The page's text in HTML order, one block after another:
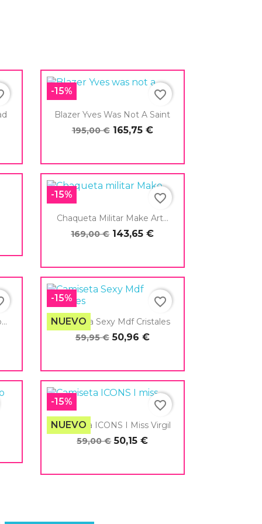
Blazer Yves Was Not A Saint
195,00 € 165,75 €
-15% favorite_border
Chaqueta Militar Make Art...
169,00 € 143,65 €
-15% favorite_border
Camiseta Sexy Mdf Cristales
59,95 € 50,96 €
-15%
NUEVO
favorite_border
Camiseta ICONS I Miss Virgil
59,00 € 50,15 €
-15%
NUEVO
favorite_border
×